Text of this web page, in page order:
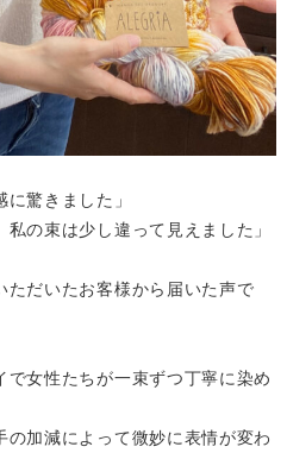
に驚きました」
私の束は少し違って見えました」
ただいたお客様から届いた声で
で女性たちが一束ずつ丁寧に染め
の加減によって微妙に表情が変わ